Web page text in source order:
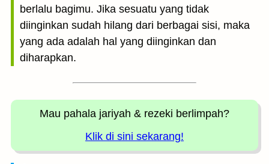
berlalu bagimu. Jika sesuatu yang tidak
diinginkan sudah hilang dari berbagai sisi, maka
yang ada adalah hal yang diinginkan dan
diharapkan.
Mau pahala jariyah & rezeki berlimpah?
Klik di sini sekarang!